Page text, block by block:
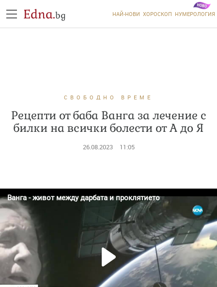
Edna.bg НАЙ-НОВИ ХОРОСКОП НУМЕРОЛОГИЯ
СВОБОДНО ВРЕМЕ
Рецепти от баба Ванга за лечение с
билки на всички болести от А до Я
26.08.2023 11:05